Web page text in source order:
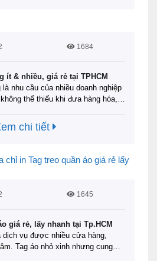
1684
ít & nhiều, giá rẻ tại TPHCM
là nhu cầu của nhiều doanh nghiệp
thể thiếu khi đưa hàng hóa,
tin của sản phẩm, in tem nhãn
diện thương hiệu …
chi tiết
1645
giá rẻ, lấy nhanh tại Tp.HCM
dịch vụ được nhiều cửa hàng,
Tag áo nhỏ xinh nhưng cung